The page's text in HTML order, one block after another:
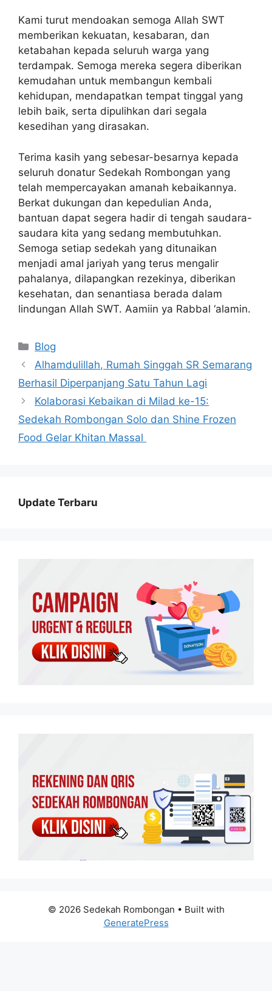
Kami turut mendoakan semoga Allah SWT
memberikan kekuatan, kesabaran, dan
ketabahan kepada seluruh warga yang
terdampak. Semoga mereka segera diberikan
kemudahan untuk membangun kembali
kehidupan, mendapatkan tempat tinggal yang
lebih baik, serta dipulihkan dari segala
kesedihan yang dirasakan.
Terima kasih yang sebesar-besarnya kepada
seluruh donatur Sedekah Rombongan yang
telah mempercayakan amanah kebaikannya.
Berkat dukungan dan kepedulian Anda,
bantuan dapat segera hadir di tengah saudara-
saudara kita yang sedang membutuhkan.
Semoga setiap sedekah yang ditunaikan
menjadi amal jariyah yang terus mengalir
pahalanya, dilapangkan rezekinya, diberikan
kesehatan, dan senantiasa berada dalam
lindungan Allah SWT. Aamiin ya Rabbal ‘alamin.
Categories
Blog
Alhamdulillah, Rumah Singgah SR Semarang
Berhasil Diperpanjang Satu Tahun Lagi
Kolaborasi Kebaikan di Milad ke-15:
Sedekah Rombongan Solo dan Shine Frozen
Food Gelar Khitan Massal
Update Terbaru
© 2026 Sedekah Rombongan • Built with
GeneratePress